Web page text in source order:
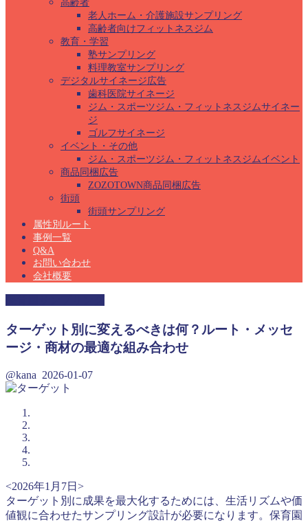
高齢者
老人ホーム・介護施設サンプリング
高齢者向けフィットネスジム
教育・学習
塾サンプリング
料理教室サンプリング
デジタルサイネージ広告
歯科医院サイネージ
ジム・スポーツジム・フィットネスジムサイネー
ジ
ゴルフサイネージ
イベント・その他
ジム・スポーツジム・フィットネスジムイベント
商品同梱広告
ZOZOTOWN商品同梱広告
街頭
街頭サンプリング
属性別ルート
事例一覧
Q&A
お問い合わせ
会社概要
ターゲット別に変えるべきは何？ルート・メッセ
ージ・商材の最適な組み合わせ
@kana 2026-01-07
<2026年1月7日>
ターゲット別に成果を最大化するためには、生活リズムや価
値観に合わせたサンプリング設計が必要になります。保育園